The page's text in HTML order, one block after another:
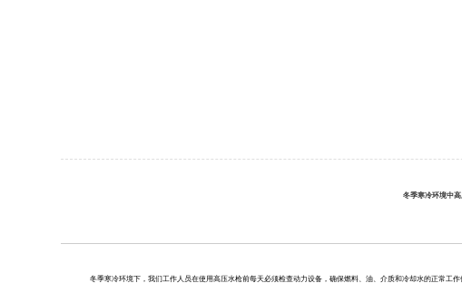
冬季寒冷环境中
冬季寒冷环境下，我们工作人员在使用高压水枪前每天必须检查动力设备，确保燃料、油、介质和冷却水的正常工作